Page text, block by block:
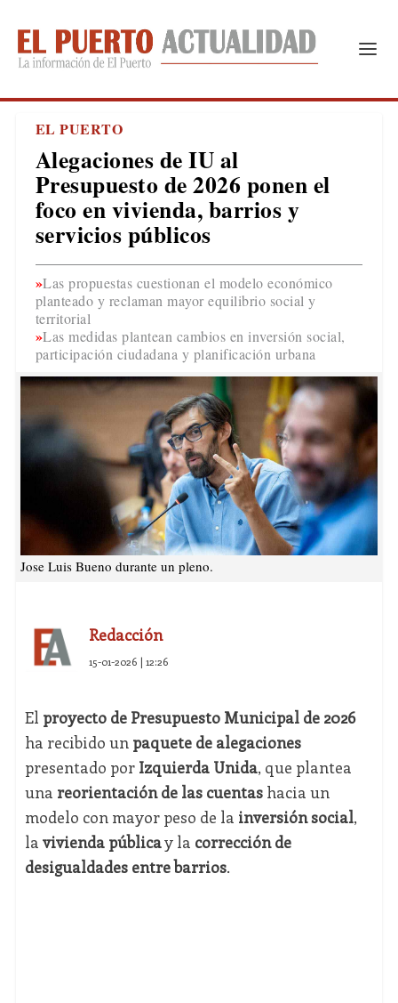
EL PUERTO
Alegaciones de IU al
Presupuesto de 2026 ponen el
foco en vivienda, barrios y
servicios públicos
Las propuestas cuestionan el modelo económico
planteado y reclaman mayor equilibrio social y
territorial
Las medidas plantean cambios en inversión social,
participación ciudadana y planificación urbana
Jose Luis Bueno durante un pleno.
Redacción
15-01-2026 | 12:26
El proyecto de Presupuesto Municipal de 2026
ha recibido un paquete de alegaciones
presentado por Izquierda Unida, que plantea
una reorientación de las cuentashacia un
modelo con mayor peso de la inversión social,
la vivienda públicay la corrección de
desigualdades entre barrios.